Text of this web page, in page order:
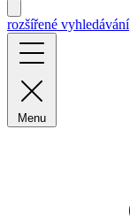
rozšířené vyhledávání
Menu